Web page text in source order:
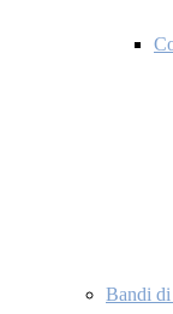
Bandi di